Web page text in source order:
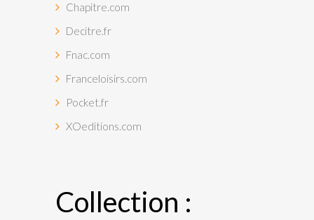
Chapitre.com
Decitre.fr
Fnac.com
Franceloisirs.com
Pocket.fr
XOeditions.com
Collection :